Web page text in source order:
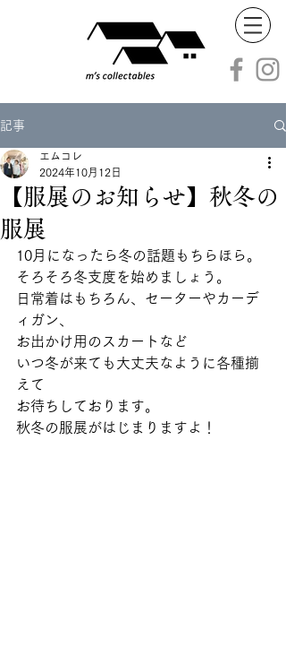
記事
【服展のお知らせ】秋冬の
服展
エムコレ
2024年10月12日
10月になったら冬の話題もちらほら。
そろそろ冬支度を始めましょう。
日常着はもちろん、セーターやカーデ
ィガン、
お出かけ用のスカートなど
いつ冬が来ても大丈夫なように各種揃
えて
お待ちしております。
秋冬の服展がはじまりますよ！